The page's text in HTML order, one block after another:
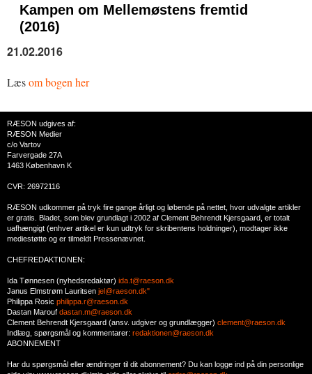
Kampen om Mellemøstens fremtid
(2016)
21.02.2016
Læsom bogen her
RÆSON udgives af:
RÆSON Medier
c/o Vartov
Farvergade 27A
1463 København K
CVR: 26972116
RÆSON udkommer på tryk fire gange årligt og løbende på nettet, hvor udvalgte artikler
er gratis. Bladet, som blev grundlagt i 2002 af Clement Behrendt Kjersgaard, er totalt
uafhængigt (enhver artikel er kun udtryk for skribentens holdninger), modtager ikke
mediestøtte og er tilmeldt Pressenævnet.
CHEFREDAKTIONEN:
Ida Tønnesen (nyhedsredaktør) ida.t@raeson.dk
Janus Elmstrøm Lauritsen jel@raeson.dk"
Philippa Rosic philippa.r@raeson.dk
Dastan Marouf dastan.m@raeson.dk
Clement Behrendt Kjersgaard (ansv. udgiver og grundlægger) clement@raeson.dk
Indlæg, spørgsmål og kommentarer: redaktionen@raeson.dk
ABONNEMENT
Har du spørgsmål eller ændringer til dit abonnement? Du kan logge ind på din personlige